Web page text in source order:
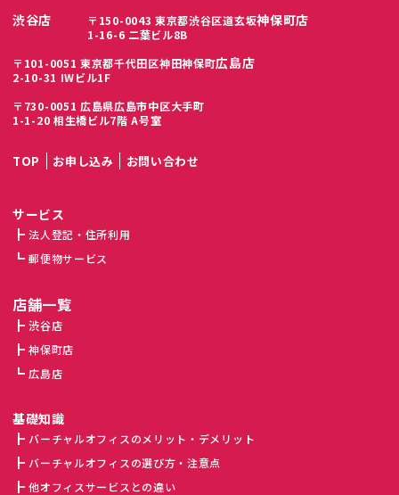
渋谷店
〒150-0043 東京都渋谷区道玄坂
1-16-6 二葉ビル8B
神保町店
〒101-0051 東京都千代田区神田神保町
2-10-31 IWビル1F
広島店
〒730-0051 広島県広島市中区大手町
1-1-20 相生橋ビル7階 A号室
TOP お申し込み お問い合わせ
サービス
法人登記・住所利用
郵便物サービス
店舗一覧
渋谷店
神保町店
広島店
基礎知識
バーチャルオフィスのメリット・デメリット
バーチャルオフィスの選び方・注意点
他オフィスサービスとの違い